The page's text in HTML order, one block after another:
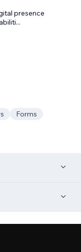
presence
...
Forms